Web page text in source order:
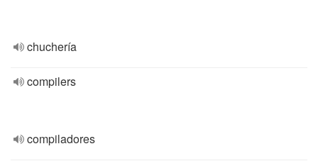
chuchería
compilers
compiladores